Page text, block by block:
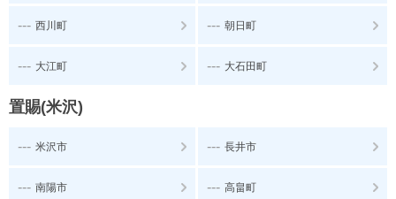
--- 西川町 --- 朝日町
--- 大江町 --- 大石田町
置賜(米沢)
--- 米沢市 --- 長井市
--- 南陽市 --- 高畠町